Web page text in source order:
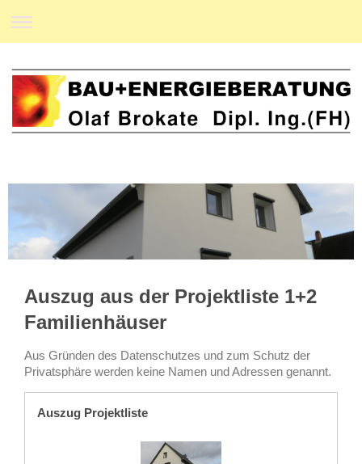
Auszug aus der Projektliste 1+2
Familienhäuser
Aus Gründen des Datenschutzes und zum Schutz der
Privatsphäre werden keine Namen und Adressen genannt.
Auszug Projektliste